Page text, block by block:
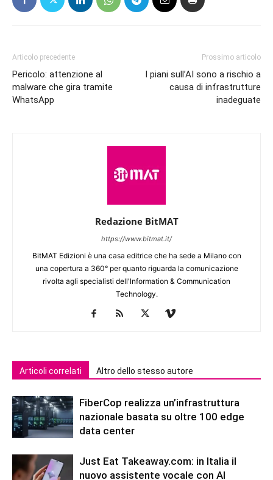
Articolo precedente
Pericolo: attenzione al
malware che gira tramite
WhatsApp
Prossimo articolo
I piani sull’AI sono a rischio a
causa di infrastrutture
inadeguate
Redazione BitMAT
https://www.bitmat.it/
BitMAT Edizioni è una casa editrice che ha sede a Milano con
una copertura a 360° per quanto riguarda la comunicazione
rivolta agli specialisti dell'lnformation & Communication
Technology.
Articoli correlati Altro dello stesso autore
FiberCop realizza un’infrastruttura
nazionale basata su oltre 100 edge
data center
Just Eat Takeaway.com: in Italia il
nuovo assistente vocale con AI